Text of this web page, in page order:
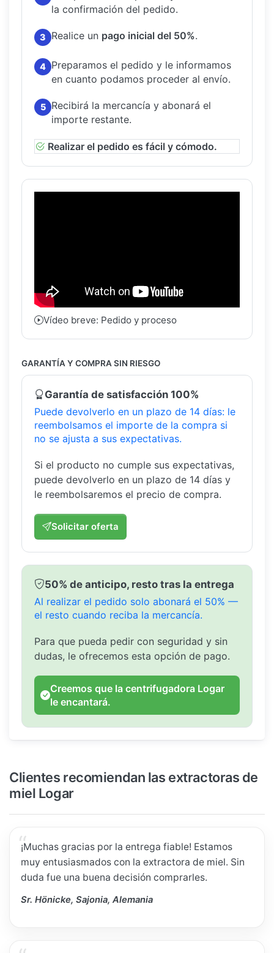
la confirmación del pedido.
3 Realice un pago inicial del 50%.
4 Preparamos el pedido y le informamos
en cuanto podamos proceder al envío.
5
Recibirá la mercancía y abonará el
importe restante.
Realizar el pedido es fácil y cómodo.
Vídeo breve: Pedido y proceso
GARANTÍA Y COMPRA SIN RIESGO
Garantía de satisfacción 100%
Puede devolverlo en un plazo de 14 días: le
reembolsamos el importe de la compra si
no se ajusta a sus expectativas.
Si el producto no cumple sus expectativas,
puede devolverlo en un plazo de 14 días y
le reembolsaremos el precio de compra.
Solicitar oferta
50% de anticipo, resto tras la entrega
Al realizar el pedido solo abonará el 50% —
el resto cuando reciba la mercancía.
Para que pueda pedir con seguridad y sin
dudas, le ofrecemos esta opción de pago.
Creemos que la centrifugadora Logar
le encantará.
Clientes recomiendan las extractoras de
miel Logar
¡Muchas gracias por la entrega fiable! Estamos
muy entusiasmados con la extractora de miel. Sin
duda fue una buena decisión comprarles.
Sr. Hönicke, Sajonia, Alemania